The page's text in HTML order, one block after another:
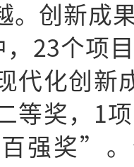
创新成
23个项
代化创新
等奖，1
强奖”。